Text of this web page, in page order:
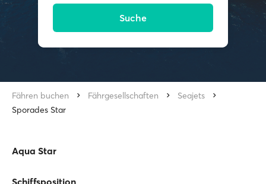
Suche
Fähren buchen Fährgesellschaften
Seajets
Sporades Star
Aqua Star
Schiffsposition